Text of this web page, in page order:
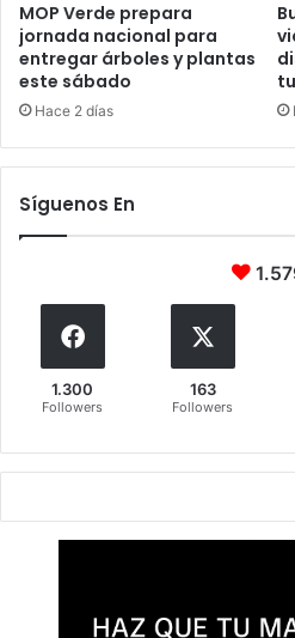
MOP Verde prepara
jornada nacional para
entregar árboles y plantas
este sábado
Hace 2 días
Síguenos En
1.300
Followers
163
Followers